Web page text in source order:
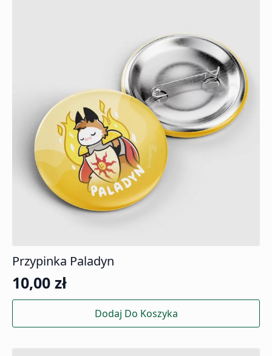
Przypinka Paladyn
10,00 zł
Dodaj Do Koszyka